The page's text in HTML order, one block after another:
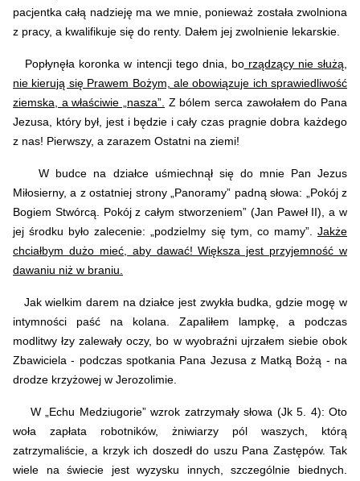
pacjentka całą nadzieję ma we mnie, ponieważ została zwolniona
z pracy, a kwalifikuje się do renty. Dałem jej zwolnienie lekarskie.
Popłynęła koronka w intencji tego dnia, borządzący nie służą,
nie kierują się Prawem Bożym, ale obowiązuje ich sprawiedliwość
ziemska, a właściwie „nasza”. Z bólem serca zawołałem do Pana
Jezusa, który był, jest i będzie i cały czas pragnie dobra każdego
z nas! Pierwszy, a zarazem Ostatni na ziemi!
W budce na działce uśmiechnął się do mnie Pan Jezus
Miłosierny, a z ostatniej strony „Panoramy” padną słowa: „Pokój z
Bogiem Stwórcą. Pokój z całym stworzeniem” (Jan Paweł II), a w
jej środku było zalecenie: „podzielmy się tym, co mamy”. Jakże
chciałbym dużo mieć, aby dawać! Większa jest przyjemność w
dawaniu niż w braniu.
Jak wielkim darem na działce jest zwykła budka, gdzie mogę w
intymności paść na kolana. Zapaliłem lampkę, a podczas
modlitwy łzy zalewały oczy, bo w wyobraźni ujrzałem siebie obok
Zbawiciela - podczas spotkania Pana Jezusa z Matką Bożą - na
drodze krzyżowej w Jerozolimie.
W „Echu Medziugorie” wzrok zatrzymały słowa (Jk 5. 4): Oto
woła zapłata robotników, żniwiarzy pól waszych, którą
zatrzymaliście, a krzyk ich doszedł do uszu Pana Zastępów. Tak
wiele na świecie jest wyzysku innych, szczególnie biednych.